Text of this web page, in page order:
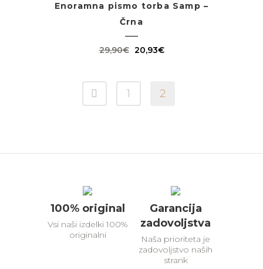
Enoramna pismo torba Samp –
Črna
29,90€ Izvirna
je
20,93€Trenutna
20,93€.
1 2
100% original
Vsi naši izdelki 100%
originalni
Garancija
zadovoljstva
Naša prioriteta je
zadovoljstvo naših
strank